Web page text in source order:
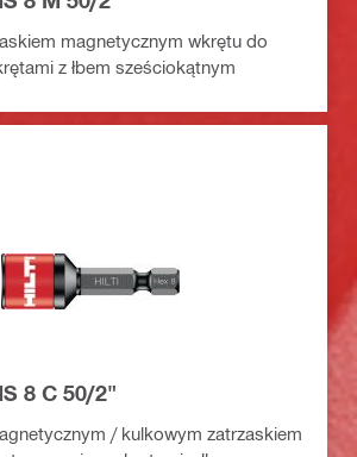
magnetycznym wkrętu do
z łbem sześciokątnym
8 C 50/2"
/ kulkowym zatrzaskiem